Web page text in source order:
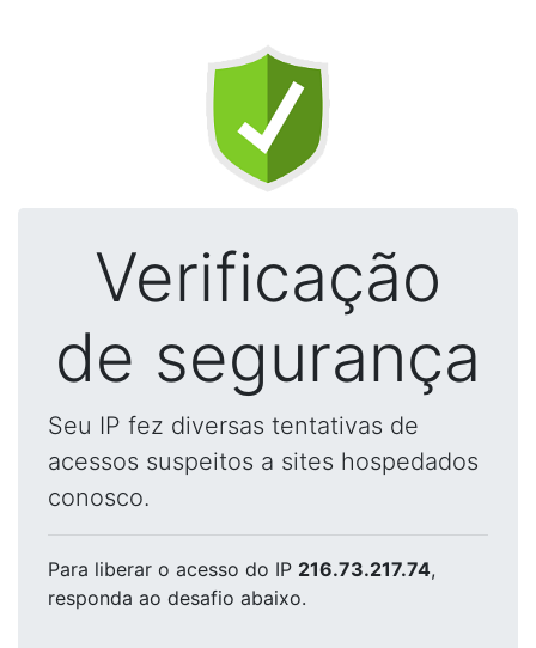
Verificação
de segurança
Seu IP fez diversas tentativas de
acessos suspeitos a sites hospedados
conosco.
Para liberar o acesso do IP 216.73.217.74,
responda ao desafio abaixo.